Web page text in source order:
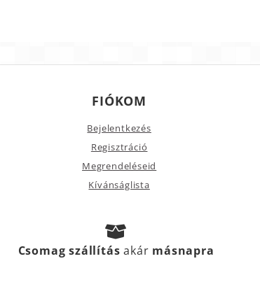
FIÓKOM
Bejelentkezés
Regisztráció
Megrendeléseid
Kívánságlista
Csomag szállításakár másnapra